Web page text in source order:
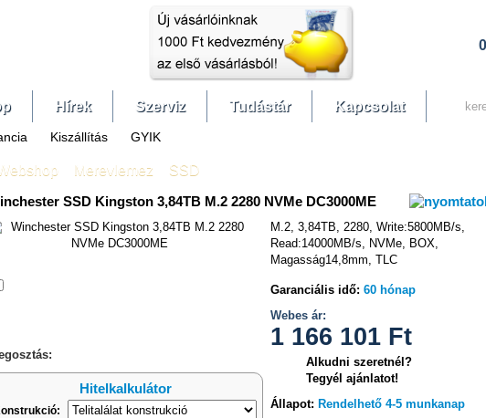
0
Hírek Szerviz Tudástár Kapcsolat
Kiszállítás GYIK
Merevlemez
SSD
SSD Kingston 3,84TB M.2 2280 NVMe DC3000ME
Hitelkalkulátor
M.2, 3,84TB, 2280, Write:5800MB/s,
Read:14000MB/s, NVMe, BOX,
Magasság14,8mm, TLC
Garanciális idő: 60 hónap
Webes ár:
1 166 101 Ft
Alkudni szeretnél?
Tegyél ajánlatot!
Állapot: Rendelhető 4-5 munkanap